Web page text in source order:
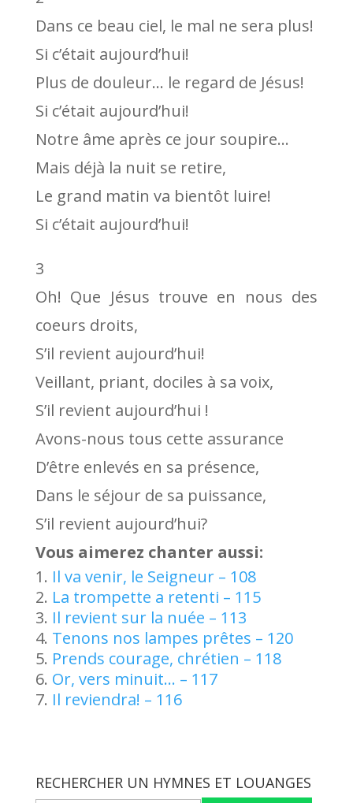
Dans ce beau ciel, le mal ne sera plus!
Si c’était aujourd’hui!
Plus de douleur… le regard de Jésus!
Si c’était aujourd’hui!
Notre âme après ce jour soupire…
Mais déjà la nuit se retire,
Le grand matin va bientôt luire!
Si c’était aujourd’hui!
3
Oh! Que Jésus trouve en nous des
coeurs droits,
S’il revient aujourd’hui!
Veillant, priant, dociles à sa voix,
S’il revient aujourd’hui !
Avons-nous tous cette assurance
D’être enlevés en sa présence,
Dans le séjour de sa puissance,
S’il revient aujourd’hui?
Vous aimerez chanter aussi:
Il va venir, le Seigneur – 108
La trompette a retenti – 115
Il revient sur la nuée – 113
Tenons nos lampes prêtes – 120
Prends courage, chrétien – 118
Or, vers minuit… – 117
Il reviendra! – 116
RECHERCHER UN HYMNES ET LOUANGES